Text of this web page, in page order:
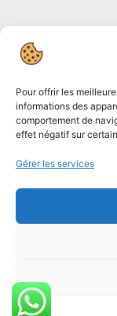
Pour offrir les
informations des
comportement de
effet négatif sur
Gérer les services